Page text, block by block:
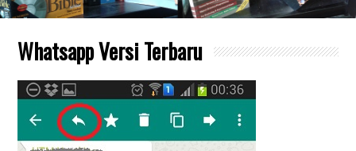
Whatsapp Versi Terbaru